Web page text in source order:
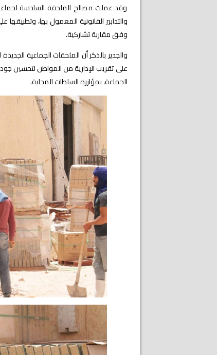
وقد عملت مصالح الملحقة السادسة لجماعة
والتدابير القانونية المعمول بها،
وفق مقاربة تشاركية.
والجدير بالذكر أن الملحقات الجماعية
على تقريب الإدارية من المواطن لتحسين
الجماعة، بمؤازرة السلطات المحلية.